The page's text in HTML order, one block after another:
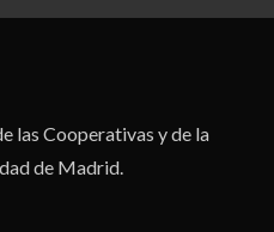
las Cooperativas y de la
de Madrid.